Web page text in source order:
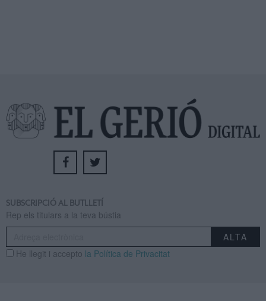
SUBSCRIPCIÓ AL BUTLLETÍ
Rep els titulars a la teva bústia
He llegit i accepto la Política de Privacitat